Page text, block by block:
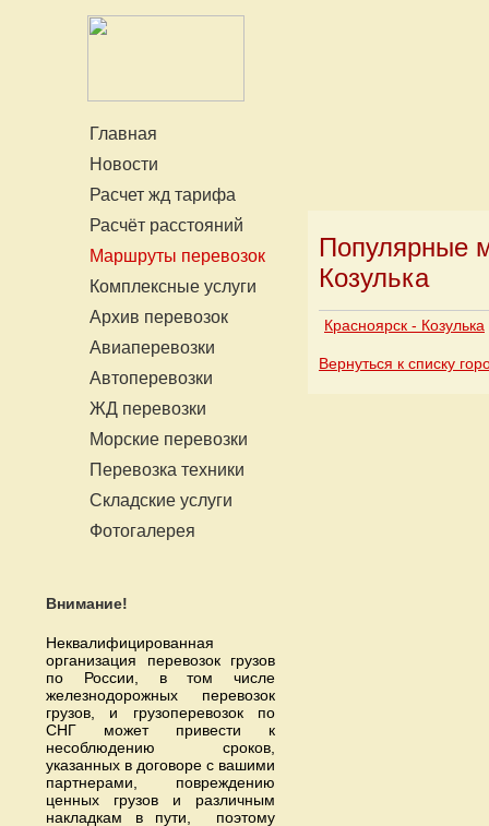
Главная
Новости
Расчет жд тарифа
Расчёт расстояний
Маршруты перевозок
Комплексные услуги
Архив перевозок
Авиаперевозки
Автоперевозки
ЖД перевозки
Морские перевозки
Перевозка техники
Складские услуги
Фотогалерея
Внимание!
Неквалифицированная
организация перевозок грузов
по России, в том числе
железнодорожных перевозок
грузов, и грузоперевозок по
СНГ может привести к
несоблюдению сроков,
указанных в договоре с вашими
партнерами, повреждению
ценных грузов и различным
накладкам в пути, поэтому
Популярные
Козулька
Красноярск - Козулька
Вернуться к списку